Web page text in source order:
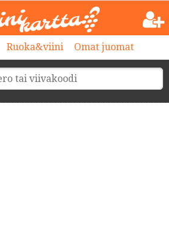
Ruoka&viini Omat juomat